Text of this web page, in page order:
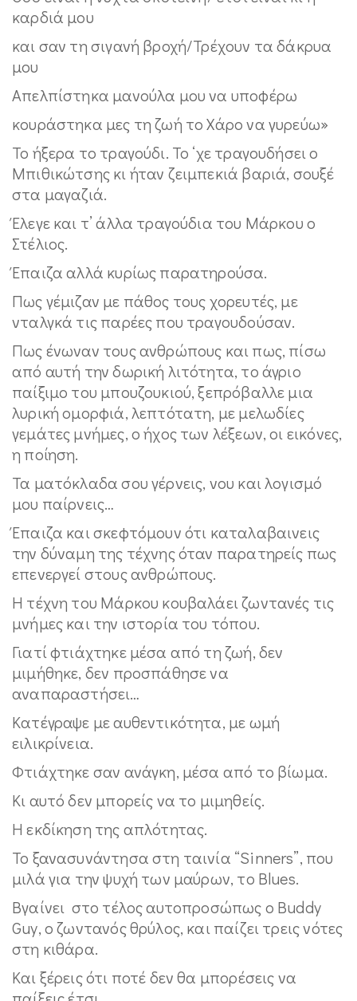
καρδιά μου
και σαν τη σιγανή βροχή/Τρέχουν τα δάκρυα
μου
Απελπίστηκα μανούλα μου να υποφέρω
κουράστηκα μες τη ζωή το Χάρο να γυρεύω»
Το ήξερα το τραγούδι. Το ‘χε τραγουδήσει ο
Μπιθικώτσης κι ήταν ζειμπεκιά βαριά, σουξέ
στα μαγαζιά.
Έλεγε και τ’ άλλα τραγούδια του Μάρκου ο
Στέλιος.
Έπαιζα αλλά κυρίως παρατηρούσα.
Πως γέμιζαν με πάθος τους χορευτές, με
νταλγκά τις παρέες που τραγουδούσαν.
Πως ένωναν τους ανθρώπους και πως, πίσω
από αυτή την δωρική λιτότητα, το άγριο
παίξιμο του μπουζουκιού, ξεπρόβαλλε μια
λυρική ομορφιά, λεπτότατη, με μελωδίες
γεμάτες μνήμες, ο ήχος των λέξεων, οι εικόνες,
η ποίηση.
Τα ματόκλαδα σου γέρνεις, νου και λογισμό
μου παίρνεις…
Έπαιζα και σκεφτόμουν ότι καταλαβαινεις
την δύναμη της τέχνης όταν παρατηρείς πως
επενεργεί στους ανθρώπους.
Η τέχνη του Μάρκου κουβαλάει ζωντανές τις
μνήμες και την ιστορία του τόπου.
Γιατί φτιάχτηκε μέσα από τη ζωή, δεν
μιμήθηκε, δεν προσπάθησε να
αναπαραστήσει…
Κατέγραψε με αυθεντικότητα, με ωμή
ειλικρίνεια.
Φτιάχτηκε σαν ανάγκη, μέσα από το βίωμα.
Κι αυτό δεν μπορείς να το μιμηθείς.
Η εκδίκηση της απλότητας.
Το ξανασυνάντησα στη ταινία “Sinners”, που
μιλά για την ψυχή των μαύρων, το Blues.
Βγαίνει στο τέλος αυτοπροσώπως ο Buddy
Guy, ο ζωντανός θρύλος, και παίζει τρεις νότες
στη κιθάρα.
Και ξέρεις ότι ποτέ δεν θα μπορέσεις να